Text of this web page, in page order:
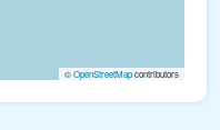
©OpenStreetMapcontributors